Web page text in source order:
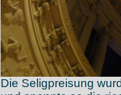
Die Seligpreisung